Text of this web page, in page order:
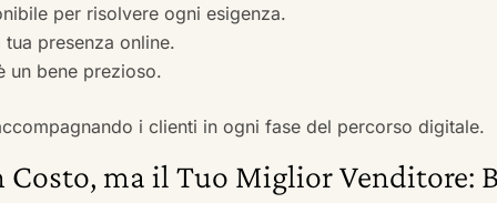
per risolvere ogni esigenza.
presenza online.
un bene prezioso.
i clienti in ogni fase del percorso digitale.
Costo, ma il Tuo Miglior Venditore: